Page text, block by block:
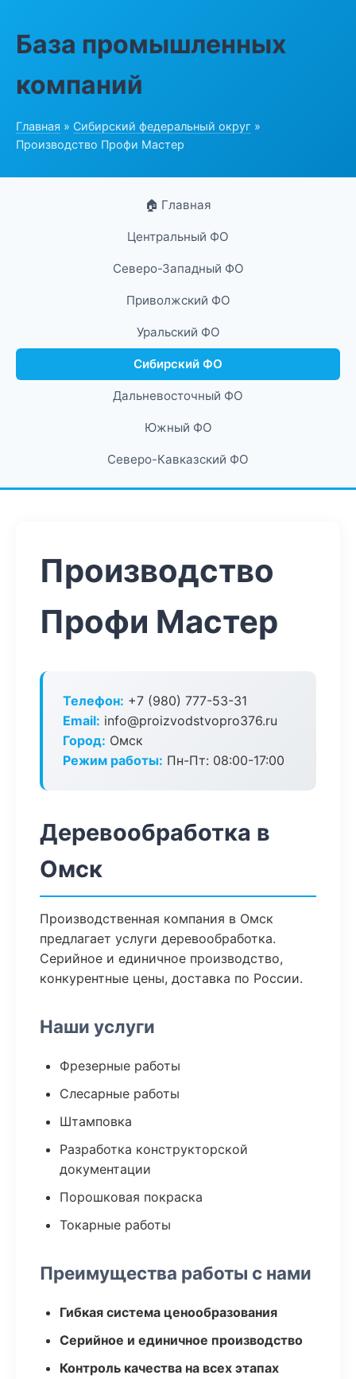
База промышленных
компаний
Главная » Сибирский федеральный округ »
Производство Профи Мастер
🏠 Главная
Центральный ФО
Северо-Западный ФО
Приволжский ФО
Уральский ФО
Сибирский ФО
Дальневосточный ФО
Южный ФО
Северо-Кавказский ФО
Производство
Профи Мастер
Телефон: +7 (980) 777-53-31
Email: info@proizvodstvopro376.ru
Город: Омск
Режим работы: Пн-Пт: 08:00-17:00
Деревообработка в
Омск
Производственная компания в Омск
предлагает услуги деревообработка.
Серийное и единичное производство,
конкурентные цены, доставка по России.
Наши услуги
Фрезерные работы
Слесарные работы
Штамповка
Разработка конструкторской
документации
Порошковая покраска
Токарные работы
Преимущества работы с нами
Гибкая система ценообразования
Серийное и единичное производство
Контроль качества на всех этапах